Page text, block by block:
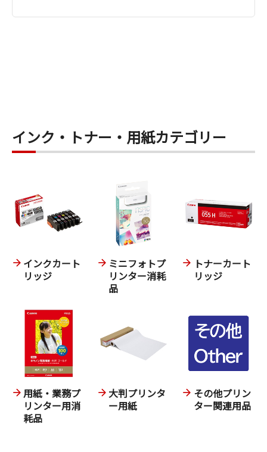
インク・トナー・用紙カテゴリー
インクカート
リッジ
ミニフォトプ
リンター消耗
品
トナーカート
リッジ
用紙・業務プ
リンター用消
耗品
大判プリンタ
ー用紙
その他プリン
ター関連用品